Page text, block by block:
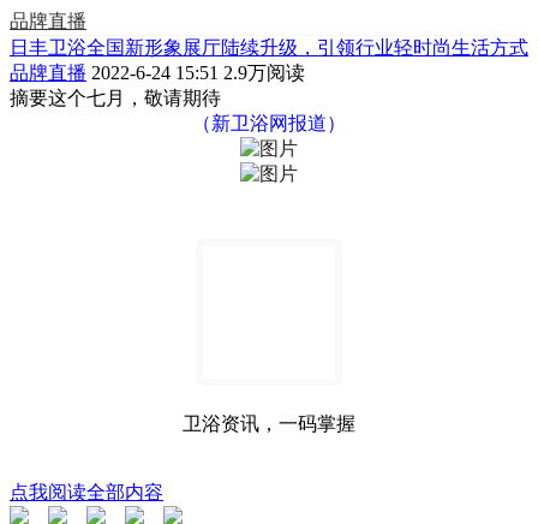
品牌直播
日丰卫浴全国新形象展厅陆续升级，引领行业轻时尚生活方式
品牌直播 2022-6-24 15:51 2.9万阅读
摘要这个七月，敬请期待
（新卫浴网报道）
卫浴资讯，一码掌握
点我阅读全部内容